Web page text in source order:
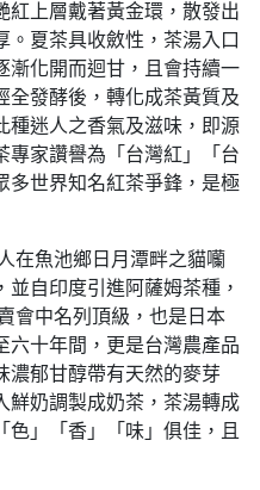
紅上層戴著黃金環，散發出
。夏茶具收斂性，茶湯入口
漸化開而迴甘，且會持續一
全發酵後，轉化成茶黃質及
種迷人之香氣及滋味，即源
專家讚譽為「台灣紅」「台
多世界知名紅茶爭鋒，是極
在魚池鄉日月潭畔之貓囒
自印度引進阿薩姆茶種，
會中名列頂級，也是日本
六十年間，更是台灣農產品
濃郁甘醇帶有天然的麥芽
鮮奶調製成奶茶，茶湯轉成
」「香」「味」俱佳，且